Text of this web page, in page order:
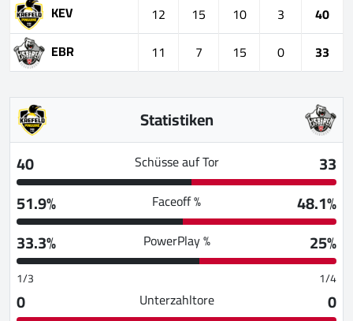
KEV
12 15 10 3
40
EBR
11 7 15 0 33
Statistiken
40
Schüsse auf Tor
33
51.9%
Faceoff %
48.1%
33.3%
PowerPlay % 25%
1/3 1/4
0 Unterzahltore
0